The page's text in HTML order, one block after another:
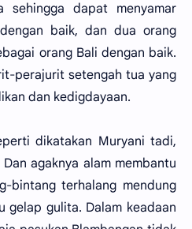
dapat menyamar
baik, dan dua orang
orang Bali dengan baik.
perajurit setengah tua yang
dan kedigdayaan.
dikatakan Muryani tadi,
agaknya alam membantu
bintang terhalang mendung
gelap gulita. Dalam keadaan